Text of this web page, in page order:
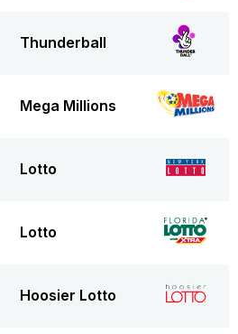
Thunderball
Mega Millions
Lotto
Lotto
Hoosier Lotto